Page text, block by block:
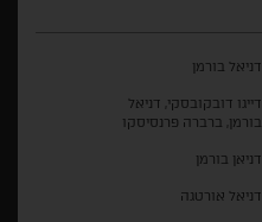
דניאל בורמן
דייגו דובקובסקי, דניאל
בורמן, ברברה פרנסיסקו
דניאן בורמן
דניאל אורטגה